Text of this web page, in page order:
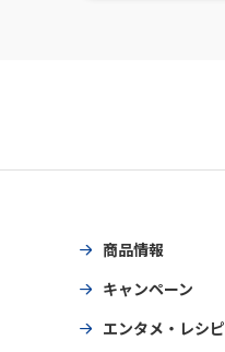
商品情報
キャンペーン
エンタメ・レシピ